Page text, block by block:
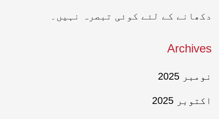
دکھانے کے لئے کوئی تبصرہ نہیں۔
Archives
نومبر 2025
اکتوبر 2025